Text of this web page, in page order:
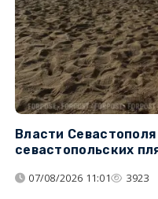
Власти
севастопольских
07/08/2026 11:01 3923